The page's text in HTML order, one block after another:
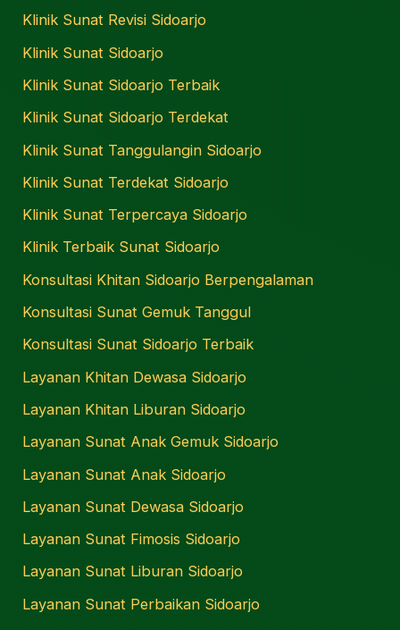
Klinik Sunat Revisi Sidoarjo
Klinik Sunat Sidoarjo
Klinik Sunat Sidoarjo Terbaik
Klinik Sunat Sidoarjo Terdekat
Klinik Sunat Tanggulangin Sidoarjo
Klinik Sunat Terdekat Sidoarjo
Klinik Sunat Terpercaya Sidoarjo
Klinik Terbaik Sunat Sidoarjo
Konsultasi Khitan Sidoarjo Berpengalaman
Konsultasi Sunat Gemuk Tanggul
Konsultasi Sunat Sidoarjo Terbaik
Layanan Khitan Dewasa Sidoarjo
Layanan Khitan Liburan Sidoarjo
Layanan Sunat Anak Gemuk Sidoarjo
Layanan Sunat Anak Sidoarjo
Layanan Sunat Dewasa Sidoarjo
Layanan Sunat Fimosis Sidoarjo
Layanan Sunat Liburan Sidoarjo
Layanan Sunat Perbaikan Sidoarjo